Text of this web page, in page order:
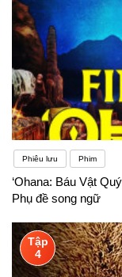
Phiêu lưu Phim
‘Ohana: Báu Vật
Phụ đề song ngữ
Tập
4